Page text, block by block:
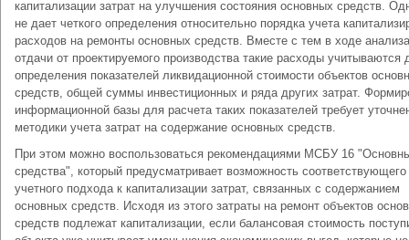
капитализации затрат на улучшения состояния основных средств.
не дает четкого определения относительно порядка учета
расходов на ремонты основных средств. Вместе с тем в ходе анализа
отдачи от проектируемого производства такие расходы учитываются
определения показателей ликвидационной стоимости объектов
средств, общей суммы инвестиционных и ряда других затрат.
информационной базы для расчета таких показателей требует
методики учета затрат на содержание основных средств.
При этом можно воспользоваться рекомендациями МСБУ 16
средства", который предусматривает возможность соответствующего
учетного подхода к капитализации затрат, связанных с содержанием
основных средств. Исходя из этого затраты на ремонт объектов
средств подлежат капитализации, если балансовая стоимость